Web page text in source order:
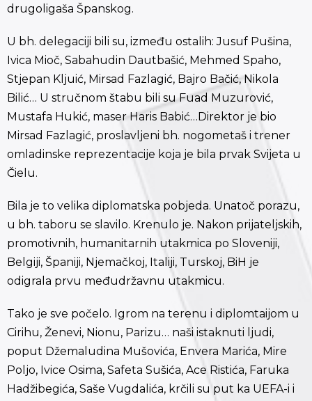
drugoligaša Španskog.
U bh. delegaciji bili su, između ostalih: Jusuf Pušina,
Ivica Mioč, Sabahudin Dautbašić, Mehmed Spaho,
Stjepan Kljuić, Mirsad Fazlagić, Bajro Bačić, Nikola
Bilić… U stručnom štabu bili su Fuad Muzurović,
Mustafa Hukić, maser Haris Babić…Direktor je bio
Mirsad Fazlagić, proslavljeni bh. nogometaš i trener
omladinske reprezentacije koja je bila prvak Svijeta u
Čielu.
Bila je to velika diplomatska pobjeda. Unatoč porazu,
u bh. taboru se slavilo. Krenulo je. Nakon prijateljskih,
promotivnih, humanitarnih utakmica po Sloveniji,
Belgiji, Španiji, Njemačkoj, Italiji, Turskoj, BiH je
odigrala prvu međudržavnu utakmicu.
Tako je sve počelo. Igrom na terenu i diplomtaijom u
Cirihu, Ženevi, Nionu, Parizu… naši istaknuti ljudi,
poput Džemaludina Mušovića, Envera Marića, Mire
Poljo, Ivice Osima, Safeta Sušića, Ace Ristića, Faruka
Hadžibegića, Saše Vugdalića, krčili su put ka UEFA-i i